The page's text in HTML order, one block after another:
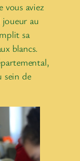
vous aviez
au
sa
blancs.
sein de